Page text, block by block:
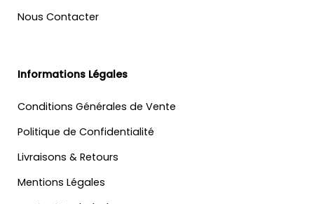
Nous Contacter
Informations Légales
Conditions Générales de Vente
Politique de Confidentialité
Livraisons & Retours
Mentions Légales